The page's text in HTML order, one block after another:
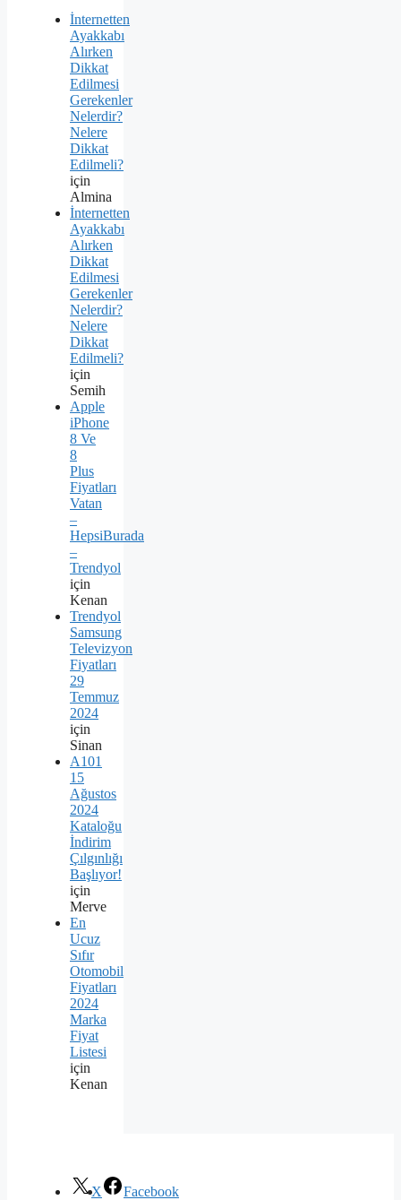
İnternetten
Ayakkabı
Alırken
Dikkat
Edilmesi
Gerekenler
Nelerdir?
Nelere
Dikkat
Edilmeli?
için
Almina
İnternetten
Ayakkabı
Alırken
Dikkat
Edilmesi
Gerekenler
Nelerdir?
Nelere
Dikkat
Edilmeli?
için
Semih
Apple
iPhone
8 Ve
8
Plus
Fiyatları
Vatan
–
HepsiBurada
–
Trendyol
için
Kenan
Trendyol
Samsung
Televizyon
Fiyatları
29
Temmuz
2024
için
Sinan
A101
15
Ağustos
2024
Kataloğu
İndirim
Çılgınlığı
Başlıyor!
için
Merve
En
Ucuz
Sıfır
Otomobil
Fiyatları
2024
Marka
Fiyat
Listesi
için
Kenan
X Facebook